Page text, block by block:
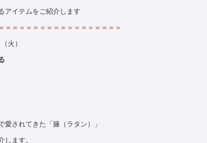
アイテムをご紹介します
＝＝＝＝＝＝＝＝＝＝＝＝＝＝＝＝＝
火）
されてきた「籐（ラタン）」
ます。